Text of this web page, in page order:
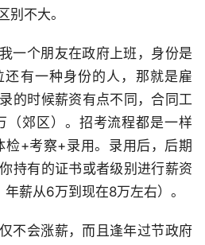
别不大。
一个朋友在政府上班，身份是
有一种身份的人，那就是雇
的时候薪资有点不同，合同工
（郊区）。招考流程都是一样
+考察+录用。录用后，后期
持有的证书或者级别进行薪资
薪从6万到现在8万左右）。
不会涨薪，而且逢年过节政府